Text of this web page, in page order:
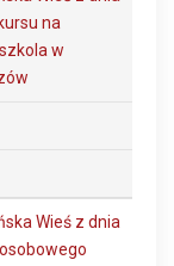
na
w
Wieś z dnia